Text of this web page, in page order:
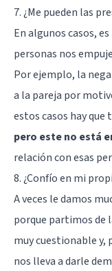
7. ¿Me pueden las
En algunos casos,
personas nos
Por ejemplo, la
a la pareja por
estos casos hay que
pero este no está
relación con esas
8. ¿Confío en mi
A veces le damos
porque partimos de
muy cuestionable y,
nos lleva a darle